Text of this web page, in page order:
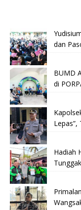
dan
BUMD
di
Lepas”,
Hadiah